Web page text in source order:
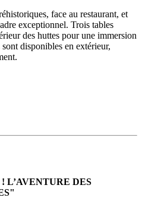
face au restaurant, et
exceptionnel. Trois tables
des huttes pour une immersion
disponibles en extérieur,
L’AVENTURE DES